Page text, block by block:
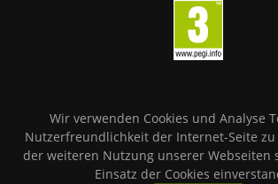
Wir verwenden Cookies und Analyse
Nutzerfreundlichkeit der Internet-Seite
der weiteren Nutzung unserer Webseiten
Einsatz der Cookies